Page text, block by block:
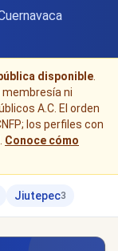
disponible
membresía ni
A.C. El orden
los perfiles con
Conoce cómo
Jiutepec3